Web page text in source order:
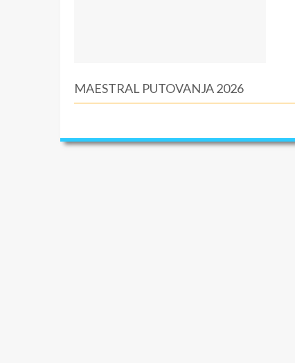
MAESTRAL PUTOVANJA 2026